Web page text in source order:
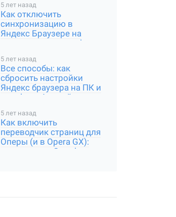
5 лет назад
Как отключить
синхронизацию в
Яндекс Браузере на
компьютере и телефоне
5 лет назад
Все способы: как
сбросить настройки
Яндекс браузера на ПК и
телефоне Андройд,
5 лет назад
Как включить
переводчик страниц для
Оперы (и в Opera GX):
расширение Google